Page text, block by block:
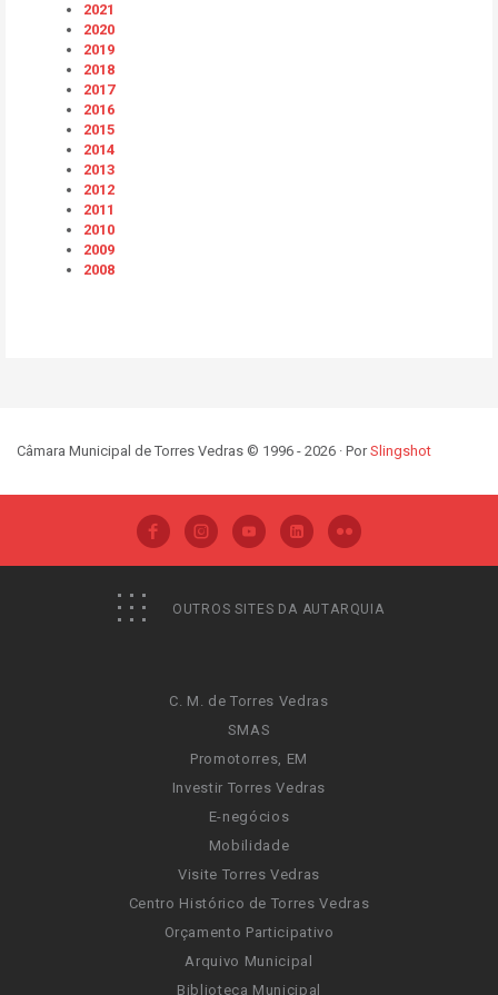
2021
2020
2019
2018
2017
2016
2015
2014
2013
2012
2011
2010
2009
2008
Câmara Municipal de Torres Vedras © 1996 - 2026 · PorSlingshot
OUTROS SITES DA AUTARQUIA
C. M. de Torres Vedras
SMAS
Promotorres, EM
Investir Torres Vedras
E-negócios
Mobilidade
Visite Torres Vedras
Centro Histórico de Torres Vedras
Orçamento Participativo
Arquivo Municipal
Biblioteca Municipal